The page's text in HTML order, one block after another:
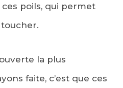
poils, qui permet
la plus
faite, c’est que ces